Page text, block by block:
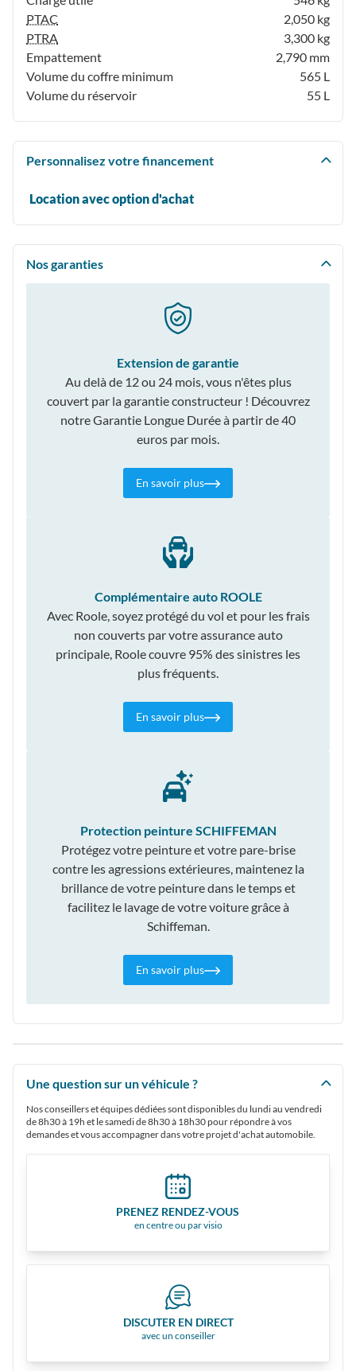
PTAC
2,050 kg
PTRA
3,300 kg
Empattement
2,790 mm
Volume du coffre minimum
565 L
Volume du réservoir
55 L
Personnalisez votre financement
Location avec option d'achat
Nos garanties
Extension de garantie
Au delà de 12 ou 24 mois, vous n'êtes plus
couvert par la garantie constructeur ! Découvrez
notre Garantie Longue Durée à partir de 40
euros par mois.
En savoir plus
Complémentaire auto ROOLE
Avec Roole, soyez protégé du vol et pour les frais
non couverts par votre assurance auto
principale, Roole couvre 95% des sinistres les
plus fréquents.
En savoir plus
Protection peinture SCHIFFEMAN
Protégez votre peinture et votre pare-brise
contre les agressions extérieures, maintenez la
brillance de votre peinture dans le temps et
facilitez le lavage de votre voiture grâce à
Schiffeman.
En savoir plus
Une question sur un véhicule ?
Nos conseillers et équipes dédiées sont disponibles du lundi au vendredi
de 8h30 à 19h et le samedi de 8h30 à 18h30 pour répondre à vos
demandes et vous accompagner dans votre projet d'achat automobile.
PRENEZ RENDEZ-VOUS
en centre ou par visio
DISCUTER EN DIRECT
avec un conseiller